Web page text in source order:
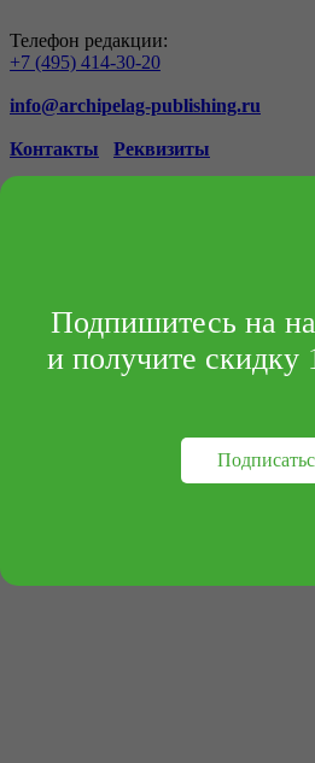
Телефон редакции:
+7 (495) 414-30-20
info@archipelag-publishing.ru
Контакты Реквизиты
Подпишитесь на
и получите скидку